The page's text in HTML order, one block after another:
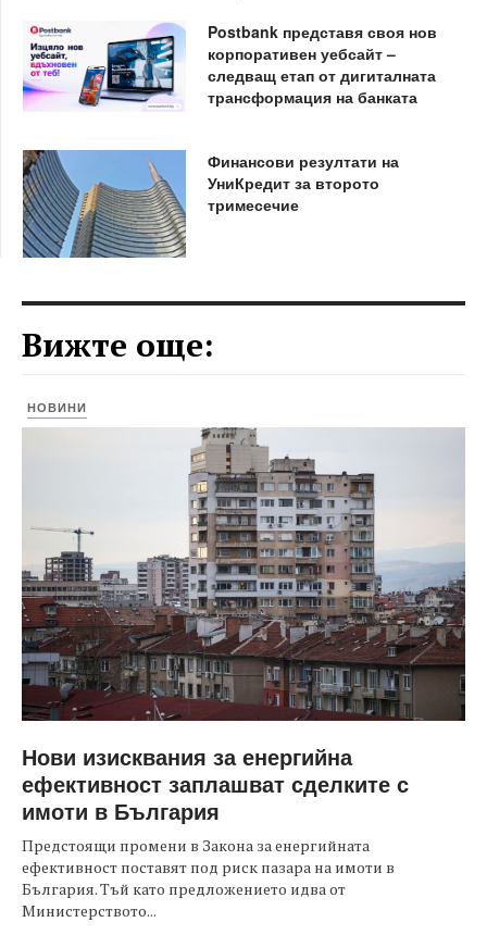
Postbank представя своя нов
корпоративен уебсайт –
следващ етап от дигиталната
трансформация на банката
Финансови резултати на
УниКредит за второто
тримесечие
Вижте още:
НОВИНИ
Нови изисквания за енергийна
ефективност заплашват сделките с
имоти в България
Предстоящи промени в Закона за енергийната
ефективност поставят под риск пазара на имоти в
България. Тъй като предложението идва от
Министерството...